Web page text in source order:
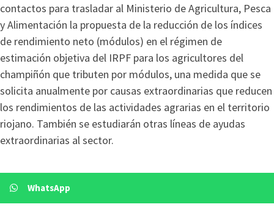
contactos para trasladar al Ministerio de Agricultura, Pesca
y Alimentación la propuesta de la reducción de los índices
de rendimiento neto (módulos) en el régimen de
estimación objetiva del IRPF para los agricultores del
champiñón que tributen por módulos, una medida que se
solicita anualmente por causas extraordinarias que reducen
los rendimientos de las actividades agrarias en el territorio
riojano. También se estudiarán otras líneas de ayudas
extraordinarias al sector.
WhatsApp